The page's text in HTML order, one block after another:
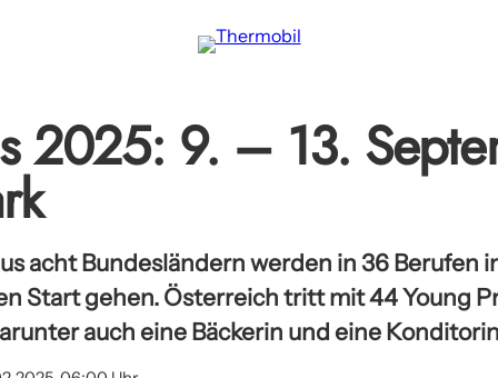
2025: 9. – 13.
acht Bundesländern werden in 36 Berufen
Start gehen. Österreich tritt mit 44 Young
auch eine Bäckerin und eine